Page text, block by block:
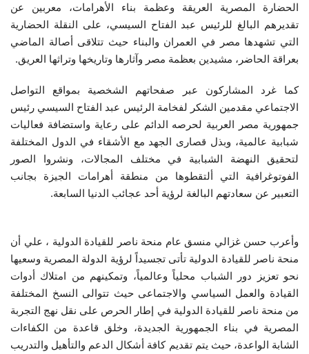
المواطن العالمي
الرواد
فرص
الفيديوهات
الرعاة
Gallery
لغة
English
Swahili
español
French
Arabic
الحضارة المصرية العريقة وعظمة بناء الأهرامات، معربين عن
تقديرهم البالغ للرئيس عبد الفتاح السيسي، على النقلة الحضارية
التي تشهدها مصر في العمران والبناء حيث تتلاقى أصالة الماضي
بعراقة الحاضر، مشيدين بعظمة مصر وآثارها وتاريخها وتراثها العريق.
كما غرد المشاركون عبر صفحاتهم الشخصية بمواقع التواصل
الاجتماعي مقدمين الشكر لفخامة الرئيس عبد الفتاح السيسي رئيس
جمهورية مصر العربية لحرصه الدائم على رعاية واستضافة فعاليات
شبابية عالمية، وبذل قصارى الجهد مع الأشقاء في الدول المختلفة
لتحقيق النهضة الشبابية في مختلف المجالات، ونشروا الصور
الفوتوغرافية التي ألتقطوها من منطقة أهرامات الجيزة بجانب
التعبير عن سعادتهم البالغة لرؤية أحد عجائب الدنيا السابعة.
وأعرب حسن غزالي منسق عام منحة ناصر للقيادة الدولية ، علي أن
منحة ناصر للقيادة الدولية تأتى تجسيداً لرؤية الدولة المصرية وسعيها
نحو تعزيز دور الشباب محلياً وعالمياً، وتمكينهم من امتلاك أدوات
القيادة والعمل السياسي والاجتماعى حيث تتوالى النسخ المختلفة
من منحة ناصر للقيادة الدولية في إطار الحرص على نقل نهج التجربة
المصرية في بناء الجمهورية الجديدة، وخلق قاعدة من الكفاءات
الشابة الواعدة، حيث يتم تقديم كافة أشكال الدعم والتأهيل والتدريب